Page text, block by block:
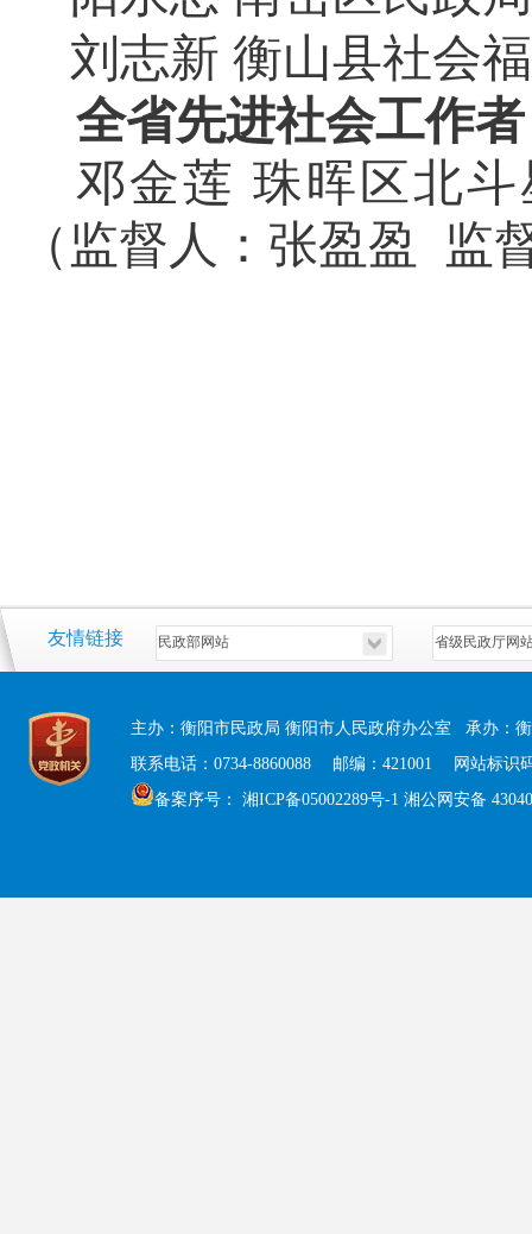
刘志新 衡山县社会
全省先进社会工作者
邓金莲 珠晖区北
（监督人：张盈盈 监
友情链接
主办：衡阳市民政局 衡阳市人民政府办公室 承办：
联系电话：0734-8860088 邮编：421001 网站标识
备案序号：
湘ICP备05002289号-1 湘公网安备